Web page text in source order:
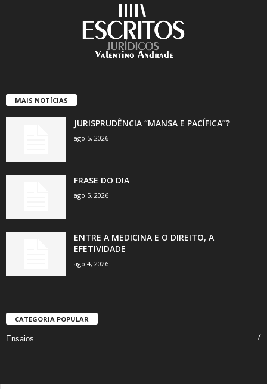
MAIS NOTÍCIAS
JURISPRUDÊNCIA “MANSA E PACÍFICA”?
ago 5, 2026
FRASE DO DIA
ago 5, 2026
ENTRE A MEDICINA E O DIREITO, A
EFETIVIDADE
ago 4, 2026
CATEGORIA POPULAR
Ensaios 7